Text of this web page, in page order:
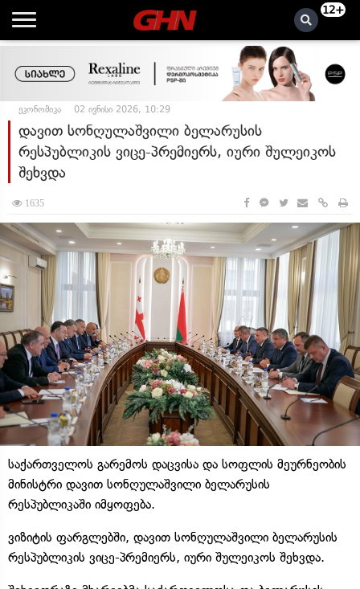
12+
ეკონომიკა 02 ივნისი 2026, 10:29
დავით სონღულაშვილი ბელარუსის
რესპუბლიკის ვიცე-პრემიერს, იური შულეიკოს
შეხვდა
1635
საქართველოს გარემოს დაცვისა და სოფლის მეურნეობის
მინისტრი დავით სონღულაშვილი ბელარუსის
რესპუბლიკაში იმყოფება.
ვიზიტის ფარგლებში, დავით სონღულაშვილი ბელარუსის
რესპუბლიკის ვიცე-პრემიერს, იური შულეიკოს შეხვდა.